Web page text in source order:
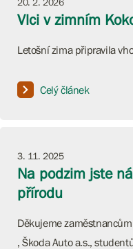
Vlci v zimním
Letošní zima připravila
Celý článek
3. 11. 2025
Na podzim jste
přírodu
Děkujeme
, Škoda Auto a.s.,